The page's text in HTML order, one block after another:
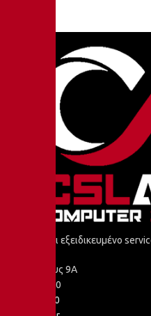
Προϊόντα και εξειδικευμένο
Αριστοτέλους 9Α
Κιλκίς - 61100
2341 251 100